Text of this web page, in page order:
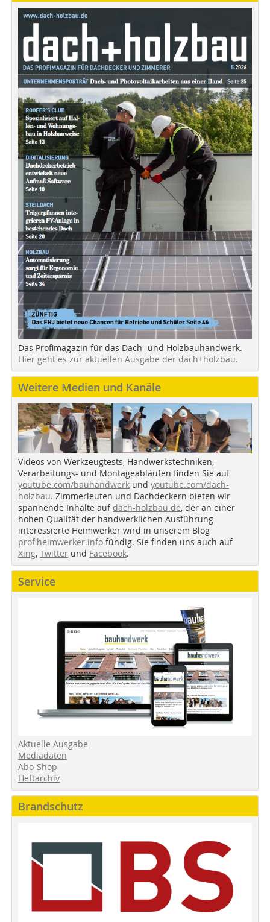
Das Profimagazin für das Dach- und Holzbauhandwerk.
Hier geht es zur aktuellen Ausgabe der dach+holzbau.
Weitere Medien und Kanäle
Videos von Werkzeugtests, Handwerkstechniken,
Verarbeitungs- und Montageabläufen finden Sie auf
youtube.com/bauhandwerk und youtube.com/dach-
holzbau. Zimmerleuten und Dachdeckern bieten wir
spannende Inhalte auf dach-holzbau.de, der an einer
hohen Qualität der handwerklichen Ausführung
interessierte Heimwerker wird in unserem Blog
profiheimwerker.info fündig. Sie finden uns auch auf
Xing, Twitter und Facebook.
Service
Aktuelle Ausgabe
Mediadaten
Abo-Shop
Heftarchiv
Brandschutz